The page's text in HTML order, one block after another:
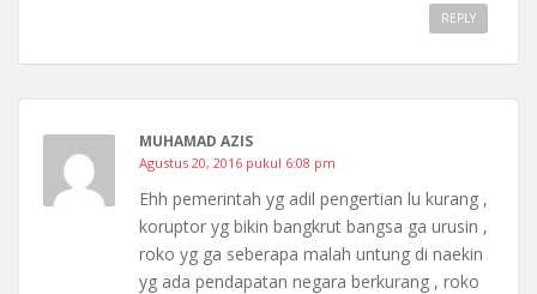
REPLY
MUHAMAD AZIS
Agustus 20, 2016 pukul 6:08 pm
Ehh pemerintah yg adil pengertian lu kurang ,
koruptor yg bikin bangkrut bangsa ga urusin ,
roko yg ga seberapa malah untung di naekin
yg ada pendapatan negara berkurang , roko